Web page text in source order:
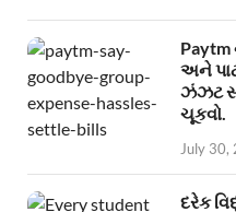
Paytm
અને
ઝંઝટ
ચૂકવો.
July 30,
દરેક